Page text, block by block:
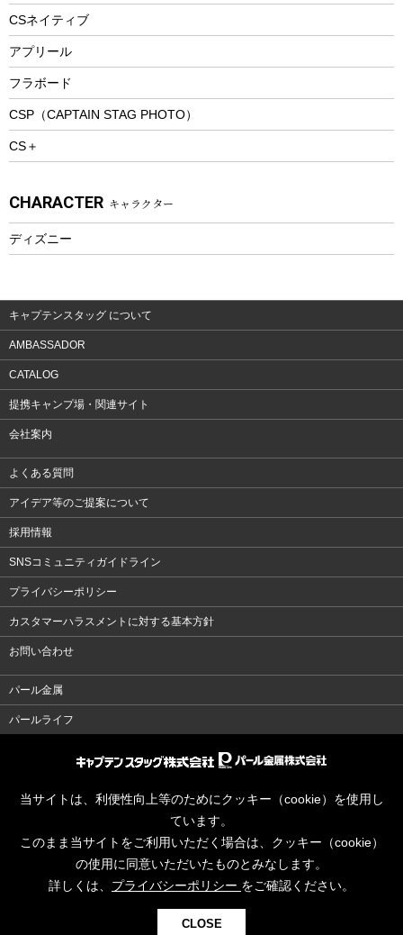
トレッキング
トレッキングアクセサリー
プレイグッズ
ウェルネス
ウェア、タオル
ウェア
CSネイティブ
アプリール
フラボード
CSP（CAPTAIN STAG PHOTO）
CS＋
CHARACTER キャラクター
ディズニー
キャプテンスタッグ について
AMBASSADOR
CATALOG
提携キャンプ場・関連サイト
会社案内
よくある質問
アイデア等のご提案について
採用情報
SNSコミュニティガイドライン
プライバシーポリシー
カスタマーハラスメントに対する基本方針
お問い合わせ
パール金属
パールライフ
当サイトは、利便性向上等のためにクッキー（cookie）を使用し
ています。
このまま当サイトをご利用いただく場合は、クッキー（cookie）
の使用に同意いただいたものとみなします。
詳しくは、 プライバシーポリシー をご確認ください。
CLOSE